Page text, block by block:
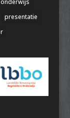
presentatie